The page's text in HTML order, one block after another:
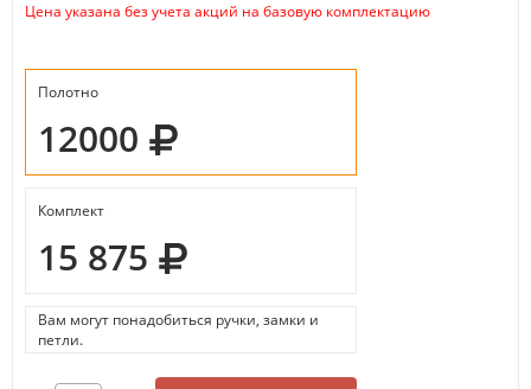
Цена указана без учета акций на базовую комплектацию
Полотно
12000
Комплект
15 875
Вам могут понадобиться ручки, замки и
петли.